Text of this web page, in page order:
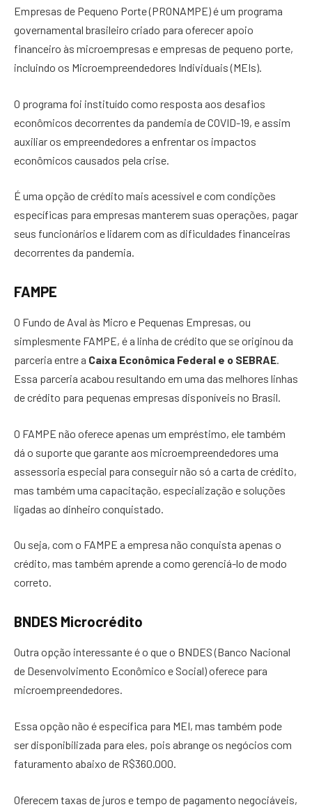
Empresas de Pequeno Porte (PRONAMPE) é um programa
governamental brasileiro criado para oferecer apoio
financeiro às microempresas e empresas de pequeno porte,
incluindo os Microempreendedores Individuais (MEIs).
O programa foi instituído como resposta aos desafios
econômicos decorrentes da pandemia de COVID-19, e assim
auxiliar os empreendedores a enfrentar os impactos
econômicos causados ​​pela crise.
É uma opção de crédito mais acessível e com condições
específicas para empresas manterem suas operações, pagar
seus funcionários e lidarem com as dificuldades financeiras
decorrentes da pandemia.
FAMPE
O Fundo de Aval às Micro e Pequenas Empresas, ou
simplesmente FAMPE, é a linha de crédito que se originou da
parceria entre a Caixa Econômica Federal e o SEBRAE.
Essa parceria acabou resultando em uma das melhores linhas
de crédito para pequenas empresas disponíveis no Brasil.
O FAMPE não oferece apenas um empréstimo, ele também
dá o suporte que garante aos microempreendedores uma
assessoria especial para conseguir não só a carta de crédito,
mas também uma capacitação, especialização e soluções
ligadas ao dinheiro conquistado.
Ou seja, com o FAMPE a empresa não conquista apenas o
crédito, mas também aprende a como gerenciá-lo de modo
correto.
BNDES Microcrédito
Outra opção interessante é o que o BNDES (Banco Nacional
de Desenvolvimento Econômico e Social) oferece para
microempreendedores.
Essa opção não é específica para MEI, mas também pode
ser disponibilizada para eles, pois abrange os negócios com
faturamento abaixo de R$360.000.
Oferecem taxas de juros e tempo de pagamento negociáveis,